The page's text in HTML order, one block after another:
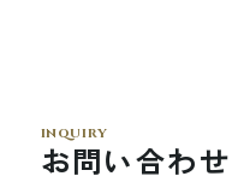
inquiry
お問い合わせ